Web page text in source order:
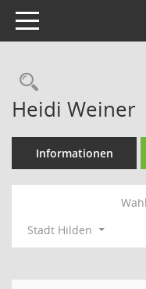
Toggle navigation
Heidi Weiner
Informationen
Stadt Hilden